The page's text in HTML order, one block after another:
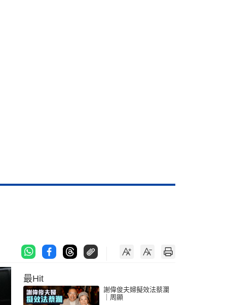
最Hit
謝偉俊夫婦擬效法蔡瀾
｜周顯